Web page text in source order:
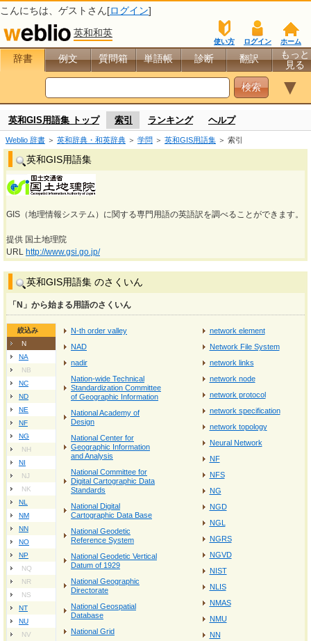
こんにちは、 ゲスト さん[ログイン]
英和和英
ホーム
ログイン
使い方
辞書 例文 質問箱 単語帳 診断 翻訳
もっと
見る
▼
英和GIS用語集 トップ 索引 ランキング ヘルプ
Weblio 辞書 ＞ 英和辞典・和英辞典 ＞ 学問 ＞ 英和GIS用語集 ＞ 索引
英和GIS用語集
GIS（地理情報システム）に関する専門用語の英語訳を調べることができます。
提供 国土地理院
URL http://www.gsi.go.jp/
英和GIS用語集 のさくいん
「N」から始まる用語のさくいん
絞込み
N
NA
NB
NC
ND
NE
NF
NG
NH
NI
NJ
NK
NL
NM
NN
NO
NP
NQ
NR
NS
NT
NU
NV
N-th order valley
NAD
nadir
Nation-wide Technical
Standardization Committee
of Geographic Information
National Academy of
Design
National Center for
Geographic Information
and Analysis
National Committee for
Digital Cartographic Data
Standards
National Digital
Cartographic Data Base
National Geodetic
Reference System
National Geodetic Vertical
Datum of 1929
National Geographic
Directorate
National Geospatial
Database
National Grid
network element
Network File System
network links
network node
network protocol
network specification
network topology
Neural Network
NF
NFS
NG
NGD
NGL
NGRS
NGVD
NIST
NLIS
NMAS
NMU
NN